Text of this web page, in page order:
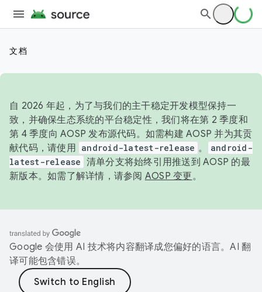
文档
自 2026 年起，为了与我们的主干稳定开发模型保持一
致，并确保生态系统的平台稳定性，我们将在第 2 季度和
第 4 季度向 AOSP 发布源代码。如需构建 AOSP 并为其贡
献代码，请使用 android-latest-release 。
android-
latest-release 清单分支将始终引用推送到 AOSP 的最
新版本。如需了解详情，请参阅 AOSP 变更。
Google 会使用 AI 技术将内容翻译成您偏好的语言。AI 翻
译可能包含错误。